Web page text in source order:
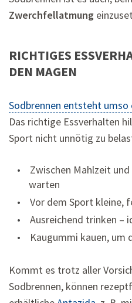
Zwerchfellatmung
RICHTIGES
DEN MAGEN
Sodbrennen entsteht umso
Das richtige Essverhalten
Sport nicht unnötig zu
Zwischen Mahlzeit
warten
Vor dem Sport kleine,
Ausreichend trinken –
Kaugummi kauen, um
Kommt es trotz aller
Sodbrennen, können